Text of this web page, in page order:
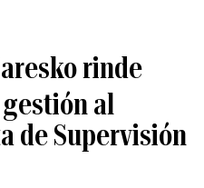
rinde
al
de Supervisión